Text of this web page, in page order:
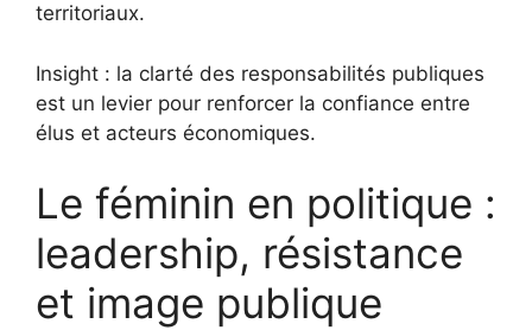
territoriaux.
Insight : la clarté des responsabilités publiques
est un levier pour renforcer la confiance entre
élus et acteurs économiques.
Le féminin en politique :
leadership, résistance
et image publique